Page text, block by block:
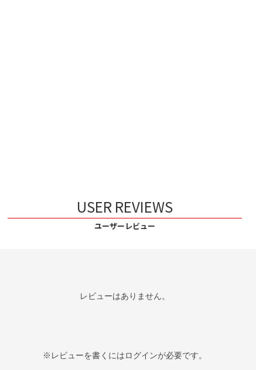
USER REVIEWS
ユーザーレビュー
レビューはありません。
※レビューを書くにはログインが必要です。